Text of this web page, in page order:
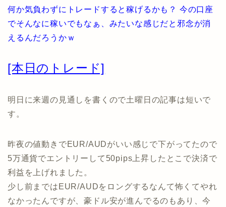
何か気負わずにトレードすると稼げるかも？ 今の口座
でそんなに稼いでもなぁ、みたいな感じだと邪念が消
えるんだろうかｗ
[本日のトレード]
明日に来週の見通しを書くので土曜日の記事は短いで
す。
昨夜の値動きでEUR/AUDがいい感じで下がってたので
5万通貨でエントリーして50pips上昇したとこで決済で
利益を上げれました。
少し前まではEUR/AUDをロングするなんて怖くてやれ
なかったんですが、豪ドル安が進んでるのもあり、今